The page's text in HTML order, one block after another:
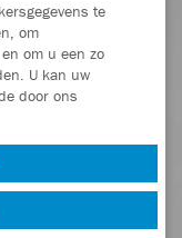
te
om
om u een zo
U kan uw
door ons